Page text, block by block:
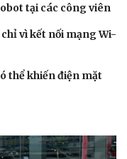
điệu
tại các công viên
vì kết nối mạng Wi-
thể khiến điện mặt